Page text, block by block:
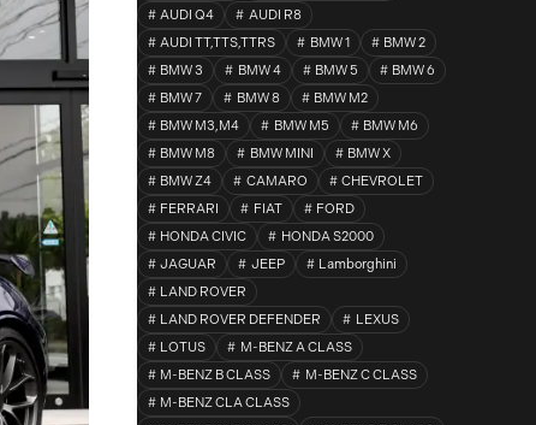
AUDI Q4
AUDI R8
AUDI TT,TTS,TTRS
BMW 1
BMW 2
BMW 3
BMW 4 BMW 5
BMW 6
BMW 7
BMW 8
BMW M2
BMW M3,M4
BMW M5
BMW M6
BMW M8
BMW MINI
BMW X
BMW Z4
CAMARO
CHEVROLET
FERRARI
FIAT
FORD
HONDA CIVIC
HONDA S2000
JAGUAR
JEEP
Lamborghini
LAND ROVER
LAND ROVER DEFENDER
LEXUS
LOTUS
M-BENZ A CLASS
M-BENZ B CLASS
M-BENZ C CLASS
M-BENZ CLA CLASS